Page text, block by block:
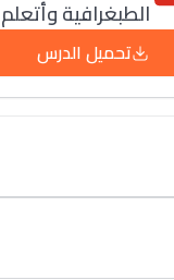
الطبغرافية
تحميل الدرس